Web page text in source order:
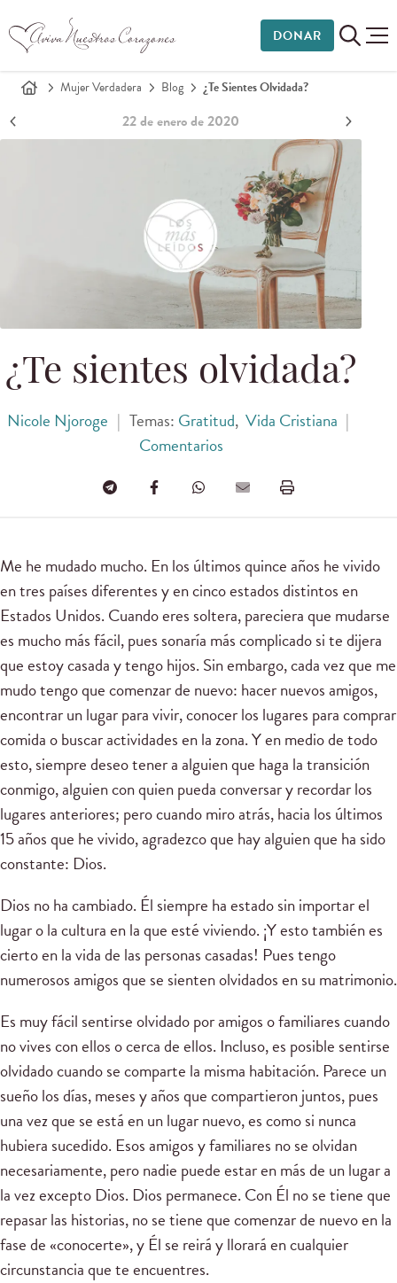
DONAR
Mujer Verdadera Blog ¿Te Sientes Olvidada?
22 de enero de 2020
¿Te sientes olvidada?
Nicole Njoroge | Temas: Gratitud, Vida Cristiana |
Comentarios
Me he mudado mucho. En los últimos quince años he vivido
en tres países diferentes y en cinco estados distintos en
Estados Unidos. Cuando eres soltera, pareciera que mudarse
es mucho más fácil, pues sonaría más complicado si te dijera
que estoy casada y tengo hijos. Sin embargo, cada vez que me
mudo tengo que comenzar de nuevo: hacer nuevos amigos,
encontrar un lugar para vivir, conocer los lugares para comprar
comida o buscar actividades en la zona. Y en medio de todo
esto, siempre deseo tener a alguien que haga la transición
conmigo, alguien con quien pueda conversar y recordar los
lugares anteriores; pero cuando miro atrás, hacia los últimos
15 años que he vivido, agradezco que hay alguien que ha sido
constante: Dios.
Dios no ha cambiado. Él siempre ha estado sin importar el
lugar o la cultura en la que esté viviendo. ¡Y esto también es
cierto en la vida de las personas casadas! Pues tengo
numerosos amigos que se sienten olvidados en su matrimonio.
Es muy fácil sentirse olvidado por amigos o familiares cuando
no vives con ellos o cerca de ellos. Incluso, es posible sentirse
olvidado cuando se comparte la misma habitación. Parece un
sueño los días, meses y años que compartieron juntos, pues
una vez que se está en un lugar nuevo, es como si nunca
hubiera sucedido. Esos amigos y familiares no se olvidan
necesariamente, pero nadie puede estar en más de un lugar a
la vez excepto Dios. Dios permanece. Con Él no se tiene que
repasar las historias, no se tiene que comenzar de nuevo en la
fase de «conocerte», y Él se reirá y llorará en cualquier
circunstancia que te encuentres.